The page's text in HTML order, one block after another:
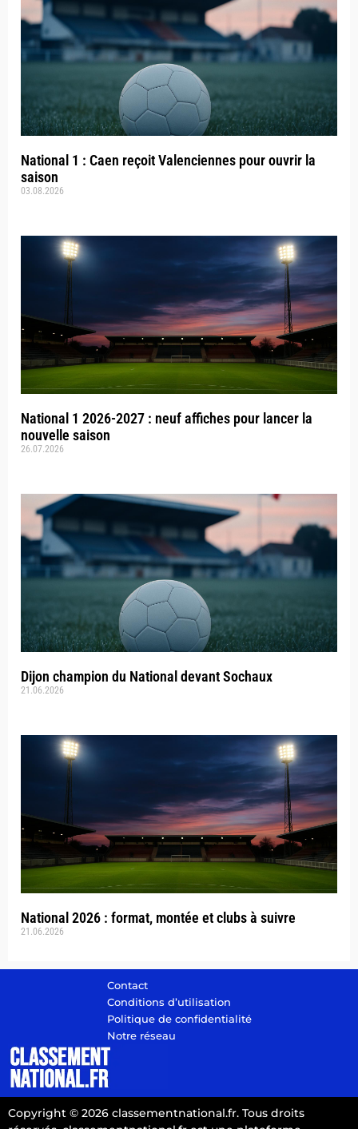
National 1 : Caen reçoit Valenciennes pour ouvrir la
saison
03.08.2026
National 1 2026-2027 : neuf affiches pour lancer la
nouvelle saison
26.07.2026
Dijon champion du National devant Sochaux
21.06.2026
National 2026 : format, montée et clubs à suivre
21.06.2026
Contact
Conditions d’utilisation
Politique de confidentialité
Notre réseau
Copyright © 2026 classementnational.fr. Tous droits